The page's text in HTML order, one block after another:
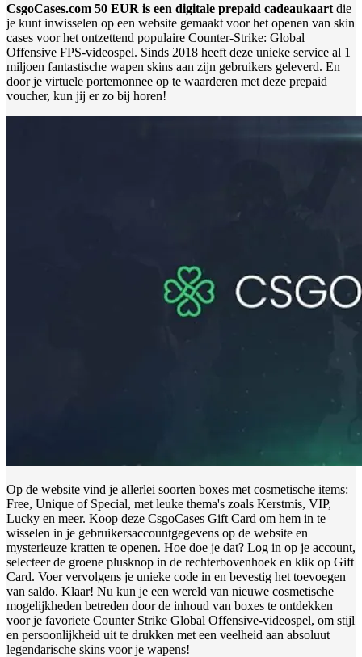
CsgoCases.com 50 EUR is een digitale prepaid cadeaukaart die
je kunt inwisselen op een website gemaakt voor het openen van skin
cases voor het ontzettend populaire Counter-Strike: Global
Offensive FPS-videospel. Sinds 2018 heeft deze unieke service al 1
miljoen fantastische wapen skins aan zijn gebruikers geleverd. En
door je virtuele portemonnee op te waarderen met deze prepaid
voucher, kun jij er zo bij horen!
Op de website vind je allerlei soorten boxes met cosmetische items:
Free, Unique of Special, met leuke thema's zoals Kerstmis, VIP,
Lucky en meer. Koop deze CsgoCases Gift Card om hem in te
wisselen in je gebruikersaccountgegevens op de website en
mysterieuze kratten te openen. Hoe doe je dat? Log in op je account,
selecteer de groene plusknop in de rechterbovenhoek en klik op Gift
Card. Voer vervolgens je unieke code in en bevestig het toevoegen
van saldo. Klaar! Nu kun je een wereld van nieuwe cosmetische
mogelijkheden betreden door de inhoud van boxes te ontdekken
voor je favoriete Counter Strike Global Offensive-videospel, om stijl
en persoonlijkheid uit te drukken met een veelheid aan absoluut
legendarische skins voor je wapens!